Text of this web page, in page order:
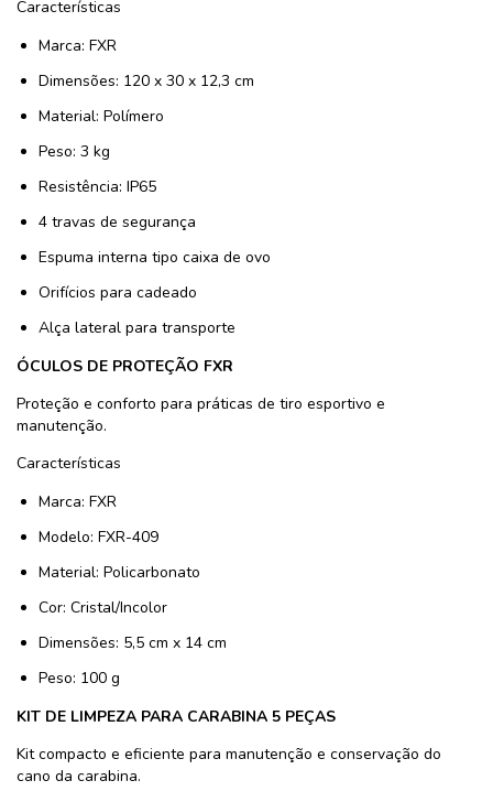
Características
Marca: FXR
Dimensões: 120 x 30 x 12,3 cm
Material: Polímero
Peso: 3 kg
Resistência: IP65
4 travas de segurança
Espuma interna tipo caixa de ovo
Orifícios para cadeado
Alça lateral para transporte
ÓCULOS DE PROTEÇÃO FXR
Proteção e conforto para práticas de tiro esportivo e
manutenção.
Características
Marca: FXR
Modelo: FXR-409
Material: Policarbonato
Cor: Cristal/Incolor
Dimensões: 5,5 cm x 14 cm
Peso: 100 g
KIT DE LIMPEZA PARA CARABINA 5 PEÇAS
Kit compacto e eficiente para manutenção e conservação do
cano da carabina.